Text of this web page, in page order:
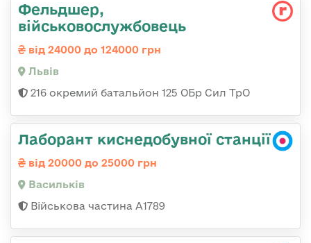
Фельдшер,
військовослужбовець
від 24000 до 124000 грн
Львів
216 окремий батальйон 125 ОБр Сил ТрО
Лаборант киснедобувної станції
від 20000 до 25000 грн
Васильків
Військова частина А1789